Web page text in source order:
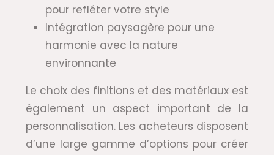
pour refléter votre style
Intégration paysagère pour une
harmonie avec la nature
environnante
Le choix des finitions et des matériaux est
également un aspect important de la
personnalisation. Les acheteurs disposent
d’une large gamme d’options pour créer